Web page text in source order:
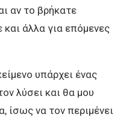
αν το βρήκατε
άλλα για επόμενες
υπάρχει ένας
λύσει και θα μου
ίσως να τον περιμένει